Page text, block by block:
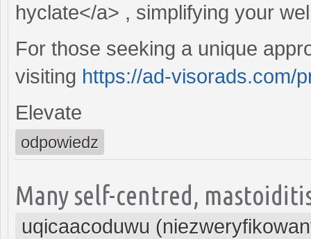
hyclate</a> , simplifying your
For those seeking a unique
visiting https://ad-visorads.com/
Elevate
odpowiedz
Many self-centred,
uqicaacoduwu